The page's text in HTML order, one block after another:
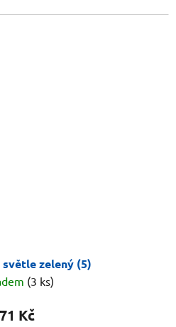
světle zelený (5)
(3 ks)
71 Kč